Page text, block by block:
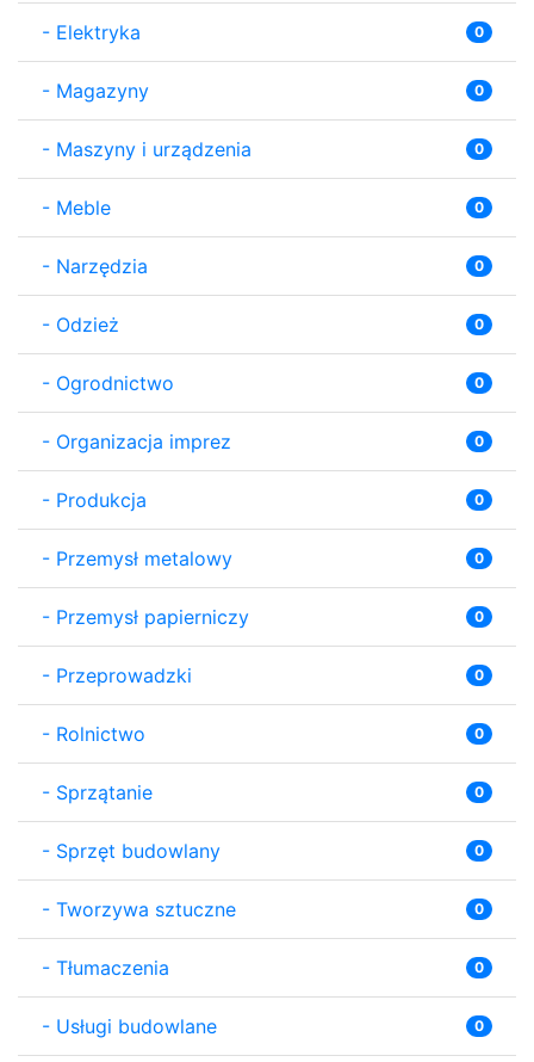
- Elektryka 0
- Magazyny 0
- Maszyny i urządzenia 0
- Meble 0
- Narzędzia 0
- Odzież 0
- Ogrodnictwo 0
- Organizacja imprez 0
- Produkcja 0
- Przemysł metalowy 0
- Przemysł papierniczy 0
- Przeprowadzki 0
- Rolnictwo 0
- Sprzątanie 0
- Sprzęt budowlany 0
- Tworzywa sztuczne 0
- Tłumaczenia 0
- Usługi budowlane 0